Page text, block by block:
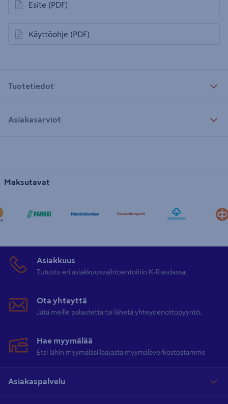
Esite (PDF)
avautuu uuteen välilehteen
Käyttöohje (PDF)
avautuu uuteen välilehteen
Tuotetiedot
Asiakasarviot
Maksutavat
Asiakkuus
Tutustu eri asiakkuusvaihtoehtoihin K-Raudassa.
Ota yhteyttä
Jätä meille palautetta tai lähetä yhteydenottopyyntö.
Hae myymälää
Etsi lähin myymäläsi laajasta myymäläverkostostamme
Asiakaspalvelu